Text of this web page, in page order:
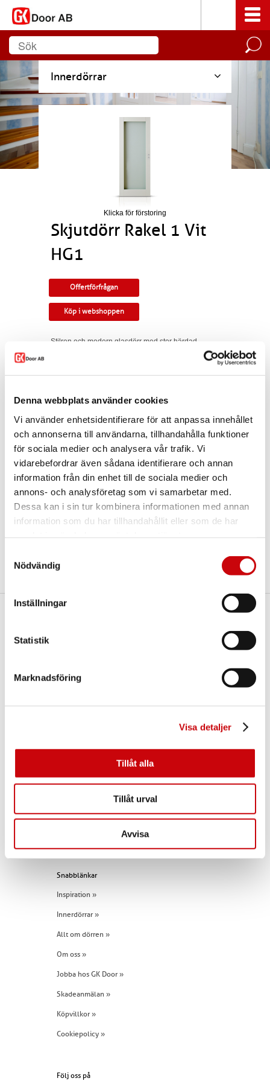
Denna webbplats använder cookies
Vi använder enhetsidentifierare för att anpassa innehållet
och annonserna till användarna, tillhandahålla funktioner
för sociala medier och analysera vår trafik. Vi
vidarebefordrar även sådana identifierare och annan
information från din enhet till de sociala medier och
annons- och analysföretag som vi samarbetar med.
Dessa kan i sin tur kombinera informationen med annan
information som du har tillhandahållit eller som de har
Nödvändig
Inställningar
Statistik
Marknadsföring
Visa detaljer
Tillåt alla
Tillåt urval
Avvisa
Innerdörrar
Klicka för förstoring
Skjutdörr Rakel 1 Vit
HG1
Offertförfrågan
Köp i webshoppen
Stilren och modern glasdörr med stor härdad
glasruta.Kan väljas med olika typer av glas med
utanpåliggande eller infälld i vägg.
kulörer. Levereras med skjutdörrsspår samt
draghandtag och skålar som
standard. Modellen finns som enkeldörr, pardörr
i lika eller olika delning, skjutdörr samt
parskjutdörr.
Varianten finns att köpa i webshoppen. I
offertförfrågan väljer dumått, ytbehandling,
glastyp, beslagsamtandra tillval.
Kontakta oss viamejlellertelefon om du har
några funderingar eller särskilda önskemål.
SWEDEN
E-post:info@gkdoor.se
+46 (0)960 - 203 25
Snabblänkar
Inspiration »
Innerdörrar »
Allt om dörren »
Om oss »
Jobba hos GK Door »
Skadeanmälan »
Köpvillkor »
Cookiepolicy »
Följ oss på